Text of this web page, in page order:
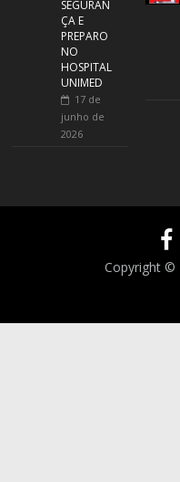
SEGURAN
ÇA E
PREPARO
NO
HOSPITAL
UNIMED
17 de
junho de
2026
Copyright ©